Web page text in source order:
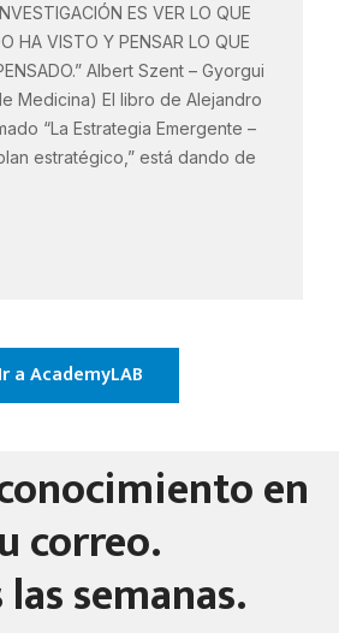
ES VER LO QUE
HA VISTO Y PENSAR LO QUE
Albert Szent – Gyorgui
Medicina) El libro de Alejandro
“La Estrategia Emergente –
estratégico,” está dando de
Ir a AcademyLAB
en
correo.
semanas.